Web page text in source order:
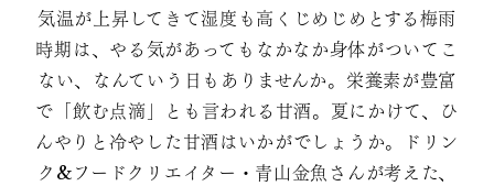
気温が上昇してきて湿度も高くじめじめとする梅雨
時期は、やる気があってもなかなか身体がついてこ
ない、なんていう日もありませんか。栄養素が豊富
で「飲む点滴」とも言われる甘酒。夏にかけて、ひ
んやりと冷やした甘酒はいかがでしょうか。ドリン
ク&フードクリエイター・青山金魚さんが考えた、